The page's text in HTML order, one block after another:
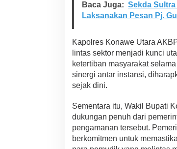
a
m
a
n
M
d
d
i
o
n
Baca Juga: Sekda
Laksanakan Pesan Pj.
Kapolres Konawe Utara
lintas sektor menjadi kunci
ketertiban masyarakat
sinergi antar instansi,
sejak dini.
Sementara itu, Wakil Bupati
dukungan penuh dari
pengamanan tersebut.
berkomitmen untuk